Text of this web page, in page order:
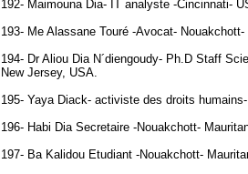
192- Maimouna Dia- IT analyste -Cincinnati-
193- Me Alassane Touré -Avocat- Nouakchott-
194- Dr Aliou Dia N´diengoudy- Ph.D Staff
New Jersey, USA.
195- Yaya Diack- activiste des droits
196- Habi Dia Secretaire -Nouakchott-
197- Ba Kalidou Etudiant -Nouakchott-